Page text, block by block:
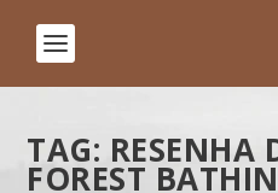
TAG: RESENHA
FOREST